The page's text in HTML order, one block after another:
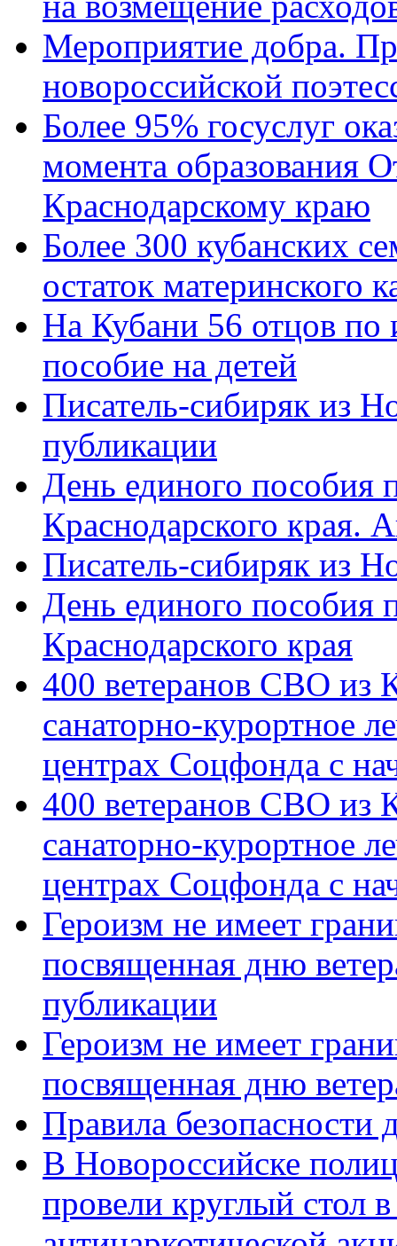
Мероприятие добра.
новороссийской
Более 95% госуслуг
момента образования
Краснодарскому краю
Более 300 кубанских
остаток материнского
На Кубани 56 отцов по
пособие на детей
Писатель-сибиряк из
публикации
День единого пособия
Краснодарского края.
Писатель-сибиряк из
День единого пособия
Краснодарского края
400 ветеранов СВО из
санаторно-курортное
центрах Соцфонда с
400 ветеранов СВО из
санаторно-курортное
центрах Соцфонда с
Героизм не имеет
посвященная дню
публикации
Героизм не имеет
посвященная дню
Правила безопасности
В Новороссийске
провели круглый стол